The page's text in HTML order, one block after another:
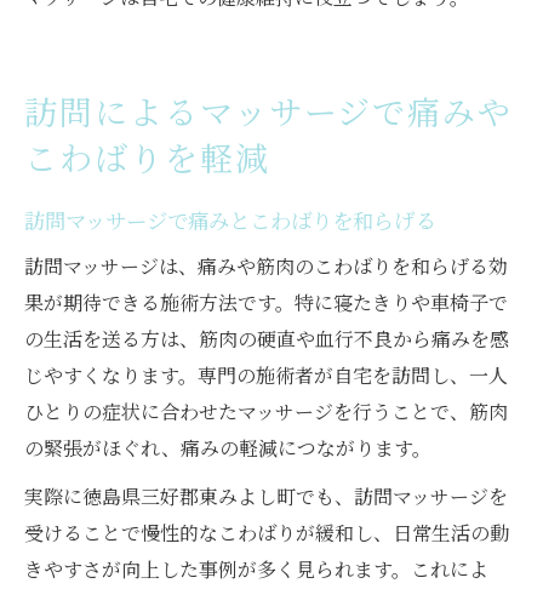
訪問によるマッサージで痛みや
こわばりを軽減
訪問マッサージで痛みとこわばりを和らげる
訪問マッサージは、痛みや筋肉のこわばりを和らげる効
果が期待できる施術方法です。特に寝たきりや車椅子で
の生活を送る方は、筋肉の硬直や血行不良から痛みを感
じやすくなります。専門の施術者が自宅を訪問し、一人
ひとりの症状に合わせたマッサージを行うことで、筋肉
の緊張がほぐれ、痛みの軽減につながります。
実際に徳島県三好郡東みよし町でも、訪問マッサージを
受けることで慢性的なこわばりが緩和し、日常生活の動
きやすさが向上した事例が多く見られます。これによ